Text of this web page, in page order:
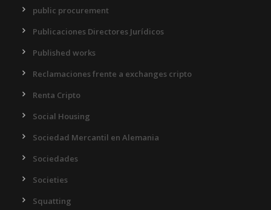
public procurement
Publicaciones Directores Jurídicos
Published works
Reclamaciones frente a exchanges cripto
Renta Cripto
Social Housing
Sociedad Mercantil en Alemania
Sociedades
Societies
Squatting